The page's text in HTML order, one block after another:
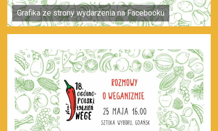
Grafika ze strony wydarzenia na Facebooku